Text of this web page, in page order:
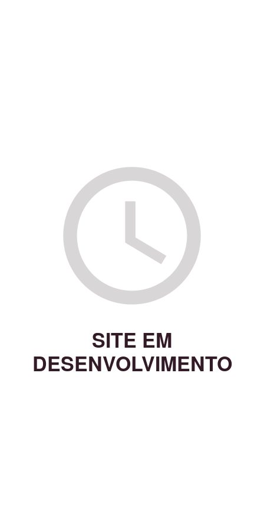
SITE EM
DESENVOLVIMENTO